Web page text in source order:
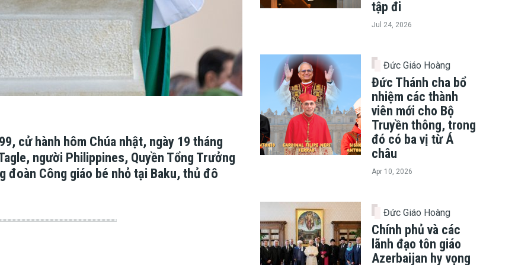
cử hành hôm Chúa nhật, ngày 19 tháng
người Philippines, Quyền Tổng Trưởng
đoàn Công giáo bé nhỏ tại Baku, thủ đô
tập đi
Jul 24, 2026
Đức Giáo Hoàng
Đức Thánh cha bổ
nhiệm các thành
viên mới cho Bộ
Truyền thông, trong
đó có ba vị từ Á
châu
Apr 10, 2026
Đức Giáo Hoàng
Chính phủ và các
lãnh đạo tôn giáo
Azerbaijan hy vọng